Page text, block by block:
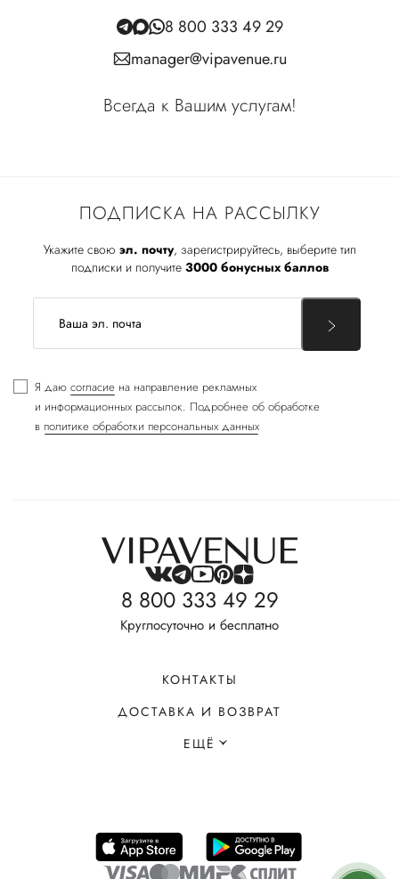
ПОДПИСКА НА РАССЫЛКУ
Укажите свою эл. почту, зарегистрируйтесь, выберите тип
подписки и получите 3000 бонусных баллов
Я даю согласие на направление рекламных
и информационных рассылок. Подробнее об обработке
в политике обработки персональных данных
8 800 333 49 29
manager@vipavenue.ru
Всегда к Вашим услугам!
8 800 333 49 29
Круглосуточно и бесплатно
КОНТАКТЫ
ДОСТАВКА И ВОЗВРАТ
ЕЩЁ